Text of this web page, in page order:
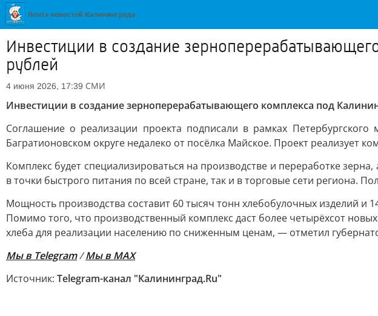
Инвестиции в создание
рублей
4 июня 2026, 17:39 СМИ
Инвестиции в создание зерноперерабатывающего комплекса под
Соглашение о реализации проекта подписали в рамках
Багратионовском округе недалеко от посёлка Майское. Проект реализует
Комплекс будет специализироваться на производстве и переработке
в точки быстрого питания по всей стране, так и в торговые сети региона.
Мощность производства составит 60 тысяч тонн хлебобулочных изделий
Помимо того, что производственный комплекс даст более четырёхсот
хлеба для реализации населению по сниженным ценам, — отметил
Мы в Telegram/ Мы в MAX
Источник: Telegram-канал "Калининград.Ru"